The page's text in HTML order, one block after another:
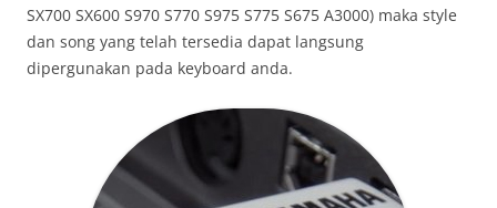
SX700 SX600 S970 S770 S975 S775 S675 A3000) maka style
dan song yang telah tersedia dapat langsung
dipergunakan pada keyboard anda.